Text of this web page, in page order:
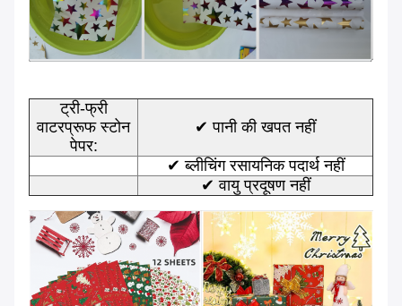
ट्री-फ्री
वाटरप्रूफ स्टोन
पेपर:
✔ पानी की खपत नहीं
✔ ब्लीचिंग रसायनिक पदार्थ नहीं
✔ वायु प्रदूषण नहीं